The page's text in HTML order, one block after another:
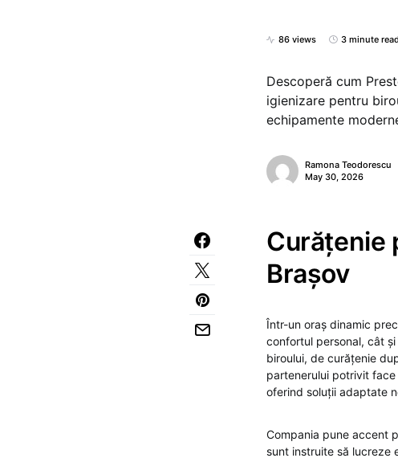
86 views 3 minute read
Descoperă cum
igienizare pentru
echipamente
Ramona Teodorescu
May 30, 2026
Curățenie
Brașov
Într-un oraș dinamic
confortul personal, cât
biroului, de curățenie
partenerului potrivit
oferind soluții adaptate
Compania pune accent
sunt instruite să lucreze